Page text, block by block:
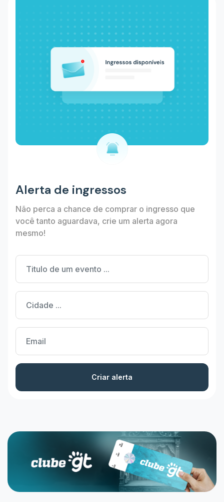
Alerta de ingressos
Não perca a chance de comprar o ingresso que
você tanto aguardava, crie um alerta agora
mesmo!
Criar alerta